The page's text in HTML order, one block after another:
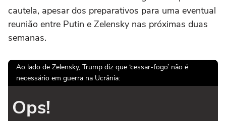
cautela, apesar dos preparativos para uma eventual
reunião entre Putin e Zelensky nas próximas duas
semanas.
Ao lado de Zelensky, Trump diz que ‘cessar-fogo’ não é
necessário em guerra na Ucrânia:
Ops!